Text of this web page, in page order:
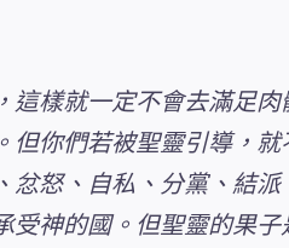
這樣就一定不會去滿足
但你們若被聖靈引導，
忿怒、自私、分黨、結派
受神的國。但聖靈的果子